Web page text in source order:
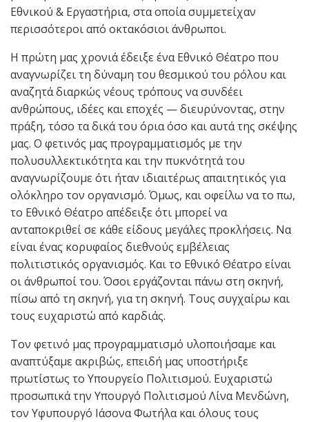
Εθνικού & Εργαστήρια, στα οποία συμμετείχαν
περισσότεροι από οκτακόσιοι άνθρωποι.
Η πρώτη μας χρονιά έδειξε ένα Εθνικό Θέατρο που
αναγνωρίζει τη δύναμη του θεσμικού του ρόλου και
αναζητά διαρκώς νέους τρόπους να συνδέει
ανθρώπους, ιδέες και εποχές — διευρύνοντας, στην
πράξη, τόσο τα δικά του όρια όσο και αυτά της σκέψης
μας. Ο φετινός μας προγραμματισμός με την
πολυσυλλεκτικότητα και την πυκνότητά του
αναγνωρίζουμε ότι ήταν ιδιαιτέρως απαιτητικός για
ολόκληρο τον οργανισμό. Όμως, και οφείλω να το πω,
το Εθνικό Θέατρο απέδειξε ότι μπορεί να
ανταποκριθεί σε κάθε είδους μεγάλες προκλήσεις. Να
είναι ένας κορυφαίος διεθνούς εμβέλειας
πολιτιστικός οργανισμός. Και το Εθνικό Θέατρο είναι
οι άνθρωποί του. Όσοι εργάζονται πάνω στη σκηνή,
πίσω από τη σκηνή, για τη σκηνή. Τους συγχαίρω και
τους ευχαριστώ από καρδιάς.
Τον φετινό μας προγραμματισμό υλοποιήσαμε και
αναπτύξαμε ακριβώς, επειδή μας υποστήριξε
πρωτίστως το Υπουργείο Πολιτισμού. Ευχαριστώ
προσωπικά την Υπουργό Πολιτισμού Λίνα Μενδώνη,
τον Υφυπουργό Ιάσονα Φωτήλα και όλους τους